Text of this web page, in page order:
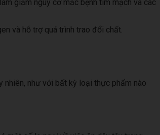
giảm nguy cơ mắc bệnh tim mạch và các
và hỗ trợ quá trình trao đổi chất.
nhiên, như với bất kỳ loại thực phẩm nào